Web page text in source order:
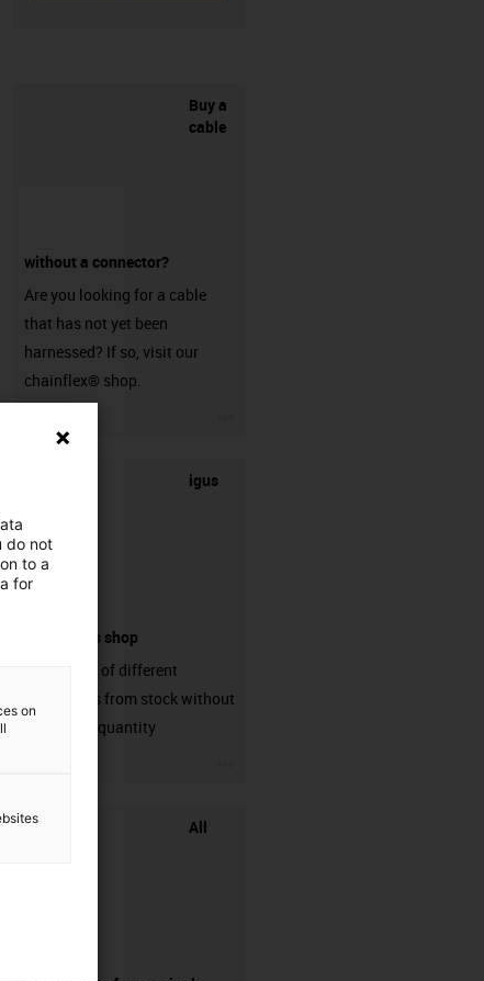
Buy a
cable
without a connector?
Are you looking for a cable
that has not yet been
harnessed? If so, visit our
chainflex® shop.
igus
connectors shop
big variaty of different
connectors from stock without
min. order quantity
All
do not
to a
for
on